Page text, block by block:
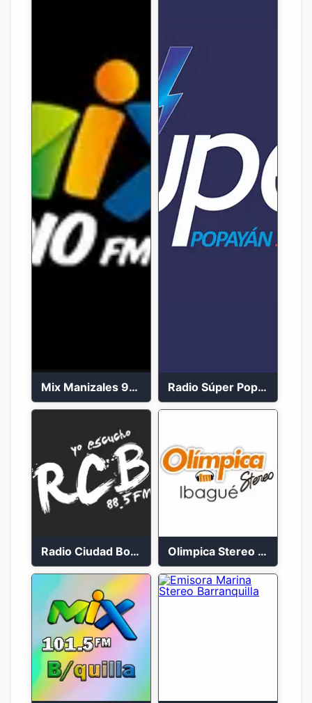
Mix Manizales 95.1 FM en Vivo Radio Súper Popayán en vivo 2023
Radio Ciudad Bolívar 88.5 FM Olimpica Stereo Ibagué 94.3 FM